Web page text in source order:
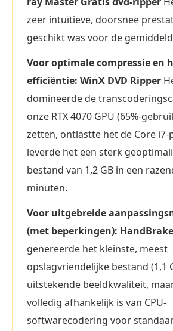
zeer intuïtieve, doorsnee
geschikt was voor de
Voor optimale compressie en
efficiëntie: WinX DVD Ripper
domineerde de
onze RTX 4070 GPU (65%-
zetten, ontlastte het de Core i7-
leverde het een sterk
bestand van 1,2 GB in een
minuten.
Voor uitgebreide
(met beperkingen): HandBrake
genereerde het kleinste, meest
opslagvriendelijke bestand (1,1
uitstekende beeldkwaliteit,
volledig afhankelijk is van CPU-
softwarecodering voor